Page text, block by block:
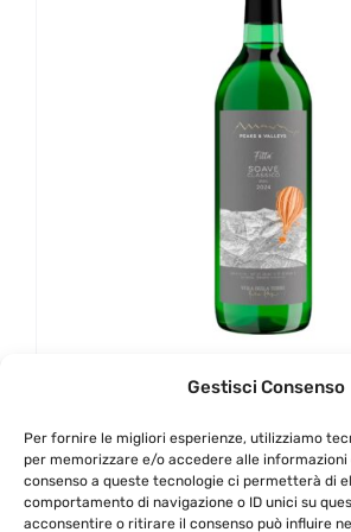
Gestisci Consenso
Per fornire le migliori esperienze, utilizziamo
per memorizzare e/o accedere alle informazioni
consenso a queste tecnologie ci permetterà di
comportamento di navigazione o ID unici su
acconsentire o ritirare il consenso può influire
Villa della Torre
Soave Classico
2024